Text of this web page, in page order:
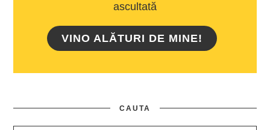
ascultată
VINO ALĂTURI DE MINE!
CAUTA